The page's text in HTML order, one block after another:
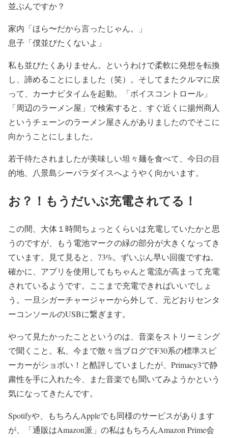
並ぶんですか？
家内「ほら〜だから言ったじゃん。」
息子「僕並びたくないよ」
私も並びたくありません。というわけで柔軟に発想を転換
し、諦めることにしました（笑）。そしてまたクルマに戻
って、カーナビタイムを起動。「ボイスコントロール」
「周辺のラーメン屋」で検索すると、すぐ近くに揚州商人
というチェーンのラーメン屋さんがありましたのでそこに
向かうことにしました。
若干待たされましたが美味しい坦々麺を食べて、今日の目
的地、八景島シーパラダイスへようやく向かいます。
お？！もうだいぶ充電されてる！
この間、大体１時間ちょっとくらいは充電していたかと思
うのですが、もう電池マークの緑の部分が大きくなってき
ています。見て見ると、73%。ずいぶん早い回復ですね。
確かに、アプリを使用してもちゃんと電流が高まって充電
されているようです。ここまで充電できればいいでしょ
う。一旦シガーチャージャーから外して、元どおりセンタ
ーコンソールのUSBに繋ぎます。
やって見たかったことというのは、音楽をストリーミング
で聞くこと。私、今まで散々当ブログでF30系の標準スピ
ーカーがショボい！と酷評していましたが、Primacy3で静
粛性を手に入れた今、また音楽でも聞いてみようかという
気になってきたんです。
Spotifyや、もちろんAppleでも同様のサービスがあります
が、「通販はAmazon派」の私はもちろんAmazon Prime会